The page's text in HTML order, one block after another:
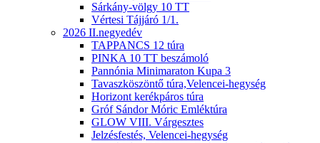
Sárkány-völgy 10 TT
Vértesi Tájjáró 1/1.
2026 II.negyedév
TAPPANCS 12 túra
PINKA 10 TT beszámoló
Pannónia Minimaraton Kupa 3
Tavaszköszöntő túra,Velencei-hegység
Horizont kerékpáros túra
Gróf Sándor Móric Emléktúra
GLOW VIII. Várgesztes
Jelzésfestés, Velencei-hegység